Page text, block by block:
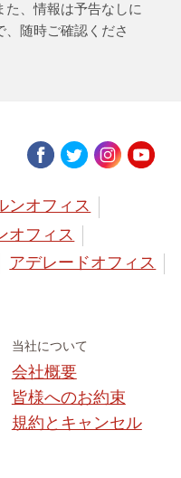
、情報は予告なしに
随時ご確認くださ
ンオフィス
オフィス
アデレードオフィス
当社について
会社概要
皆様へのお約束
規約とキャンセル